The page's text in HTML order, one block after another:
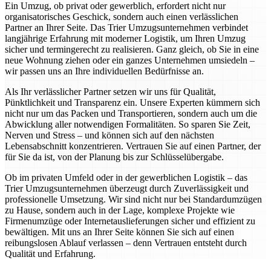
Ein Umzug, ob privat oder gewerblich, erfordert nicht nur
organisatorisches Geschick, sondern auch einen verlässlichen
Partner an Ihrer Seite. Das Trier Umzugsunternehmen verbindet
langjährige Erfahrung mit moderner Logistik, um Ihren Umzug
sicher und termingerecht zu realisieren. Ganz gleich, ob Sie in eine
neue Wohnung ziehen oder ein ganzes Unternehmen umsiedeln –
wir passen uns an Ihre individuellen Bedürfnisse an.
Als Ihr verlässlicher Partner setzen wir uns für Qualität,
Pünktlichkeit und Transparenz ein. Unsere Experten kümmern sich
nicht nur um das Packen und Transportieren, sondern auch um die
Abwicklung aller notwendigen Formalitäten. So sparen Sie Zeit,
Nerven und Stress – und können sich auf den nächsten
Lebensabschnitt konzentrieren. Vertrauen Sie auf einen Partner, der
für Sie da ist, von der Planung bis zur Schlüsselübergabe.
Ob im privaten Umfeld oder in der gewerblichen Logistik – das
Trier Umzugsunternehmen überzeugt durch Zuverlässigkeit und
professionelle Umsetzung. Wir sind nicht nur bei Standardumzügen
zu Hause, sondern auch in der Lage, komplexe Projekte wie
Firmenumzüge oder Internetauslieferungen sicher und effizient zu
bewältigen. Mit uns an Ihrer Seite können Sie sich auf einen
reibungslosen Ablauf verlassen – denn Vertrauen entsteht durch
Qualität und Erfahrung.